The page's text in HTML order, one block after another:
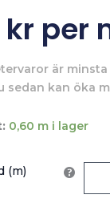
kr per
är
sedan kan öka
0,60 m i lager
(m)